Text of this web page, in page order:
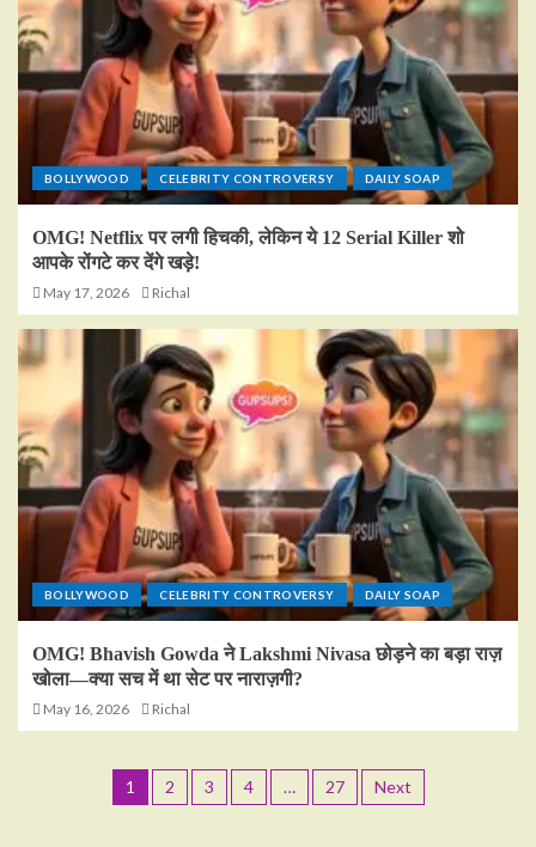
BOLLYWOOD CELEBRITY CONTROVERSY DAILY SOAP
OMG! Netflix पर लगी हिचकी, लेकिन ये 12 Serial Killer शो
आपके रोंगटे कर देंगे खड़े!
May 17, 2026 Richal
BOLLYWOOD CELEBRITY CONTROVERSY DAILY SOAP
OMG! Bhavish Gowda ने Lakshmi Nivasa छोड़ने का बड़ा राज़
खोला—क्या सच में था सेट पर नाराज़गी?
May 16, 2026 Richal
1 2 3 4 … 27 Next